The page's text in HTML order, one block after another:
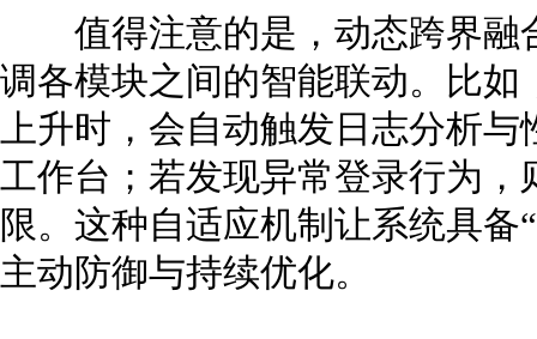
值得注意的是，动态跨界融
调各模块之间的智能联动。比
上升时，会自动触发日志分析
工作台；若发现异常登录行为
限。这种自适应机制让系统具
主动防御与持续优化。